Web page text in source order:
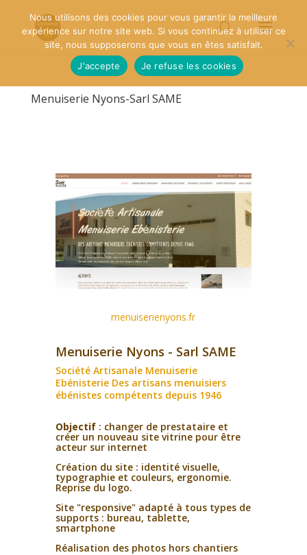
Menuiserie Nyons-Sarl SAME
menuiserienyons.fr
Menuiserie Nyons - Sarl SAME
Société Artisanale Menuiserie
Ebénisterie Des artisans menuisiers
ébénistes compétents depuis 1946
Objectif: changer de prestataire et
créer un nouveau site vitrine pour être
acteur sur internet
Création du site : identité visuelle,
typographie et couleurs, ergonomie.
Reprise du logo.
Site "responsive" adapté à tous types de
supports : bureau, tablette,
smartphone
Réalisation des photos hors chantiers
Nous utilisons des cookies pour vous garantir la meilleure
expérience sur notre site web. Si vous continuez à utiliser ce
site, nous supposerons que vous en êtes satisfait.
J'accepte
Je refuse les cookies